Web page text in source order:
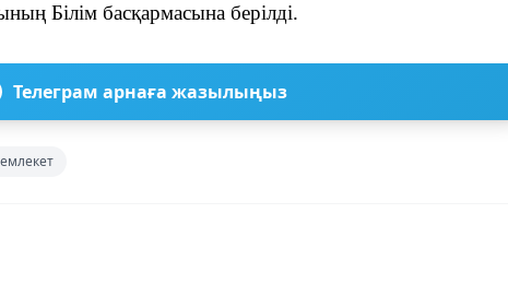
Білім басқармасына берілді.
Телеграм арнаға жазылыңыз